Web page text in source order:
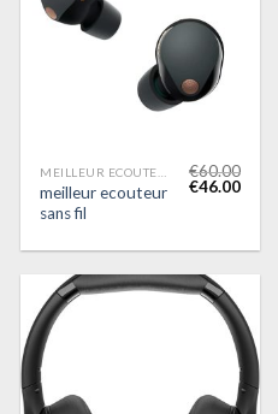
meilleur ecouteur
sans fil
€60.00
€46.00